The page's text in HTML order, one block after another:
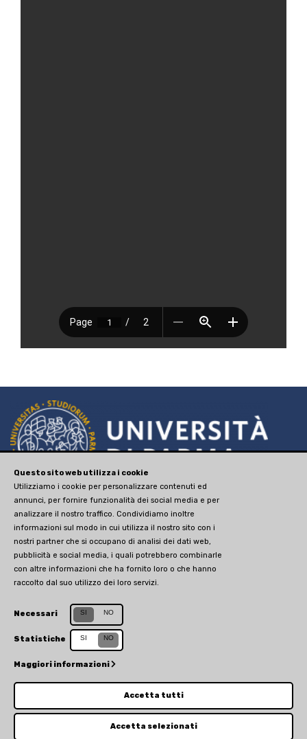
via Università, 12 - I 43121
P.IVA 00308780345
tel. +390521902111
advancedstudies@unipr.it
Sito aggiornato il 30 novembre 2020
Questo sito web utilizza i cookie
Utilizziamo i cookie per personalizzare contenuti ed
annunci, per fornire funzionalità dei social media e per
analizzare il nostro traffico. Condividiamo inoltre
informazioni sul modo in cui utilizza il nostro sito con i
nostri partner che si occupano di analisi dei dati web,
pubblicità e social media, i quali potrebbero combinarle
con altre informazioni che ha fornito loro o che hanno
raccolto dal suo utilizzo dei loro servizi.
Necessari SI NO
Statistiche SI NO
Maggiori informazioni
Accetta tutti
Accetta selezionati